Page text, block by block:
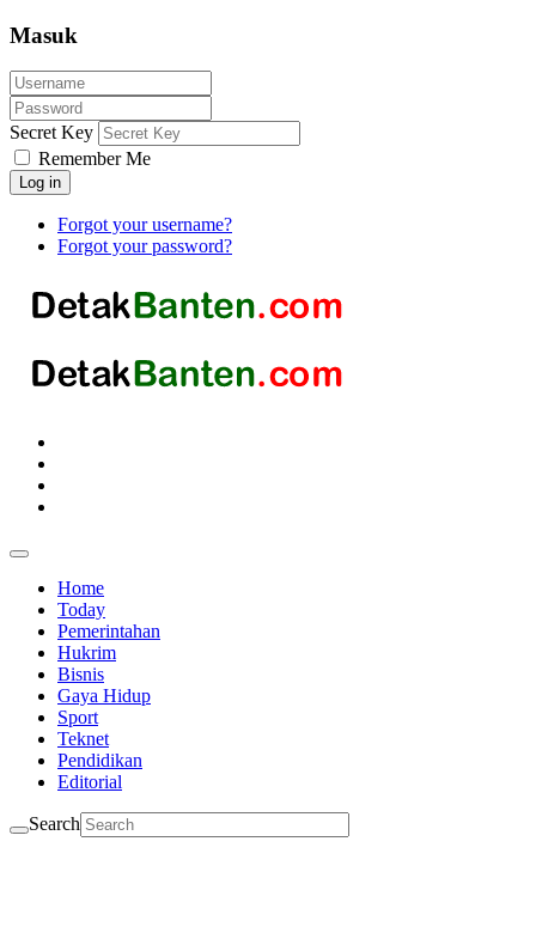
Masuk
Secret Key
Remember Me
Log in
Forgot your username?
Forgot your password?
Home
Today
Pemerintahan
Hukrim
Bisnis
Gaya Hidup
Sport
Teknet
Pendidikan
Editorial
Search